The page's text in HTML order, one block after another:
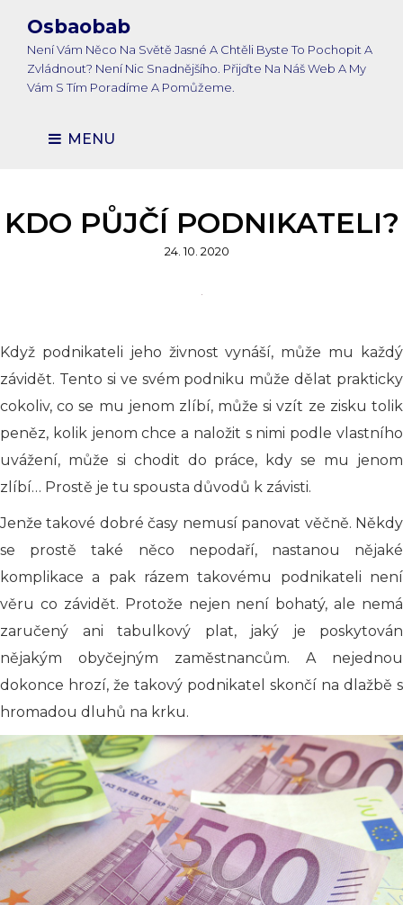
Osbaobab
Není Vám Něco Na Světě Jasné A Chtěli Byste To Pochopit A
Zvládnout? Není Nic Snadnějšího. Přijďte Na Náš Web A My
Vám S Tím Poradíme A Pomůžeme.
MENU
KDO PŮJČÍ PODNIKATELI?
Posted
24. 10. 2020
Když podnikateli jeho živnost vynáší, může mu každý
závidět. Tento si ve svém podniku může dělat prakticky
cokoliv, co se mu jenom zlíbí, může si vzít ze zisku tolik
peněz, kolik jenom chce a naložit s nimi podle vlastního
uvážení, může si chodit do práce, kdy se mu jenom
zlíbí… Prostě je tu spousta důvodů k závisti.
Jenže takové dobré časy nemusí panovat věčně. Někdy
se prostě také něco nepodaří, nastanou nějaké
komplikace a pak rázem takovému podnikateli není
věru co závidět. Protože nejen není bohatý, ale nemá
zaručený ani tabulkový plat, jaký je poskytován
nějakým obyčejným zaměstnancům. A nejednou
dokonce hrozí, že takový podnikatel skončí na dlažbě s
hromadou dluhů na krku.